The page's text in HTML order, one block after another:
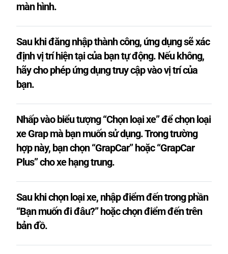
màn hình.
Sau khi đăng nhập thành công, ứng dụng sẽ xác
định vị trí hiện tại của bạn tự động. Nếu không,
hãy cho phép ứng dụng truy cập vào vị trí của
bạn.
Nhấp vào biểu tượng “Chọn loại xe” để chọn loại
xe Grap mà bạn muốn sử dụng. Trong trường
hợp này, bạn chọn “GrapCar” hoặc “GrapCar
Plus” cho xe hạng trung.
Sau khi chọn loại xe, nhập điểm đến trong phần
“Bạn muốn đi đâu?” hoặc chọn điểm đến trên
bản đồ.